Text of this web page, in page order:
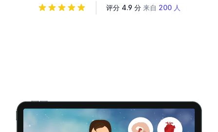
评分 4.9 分 来自 200 人